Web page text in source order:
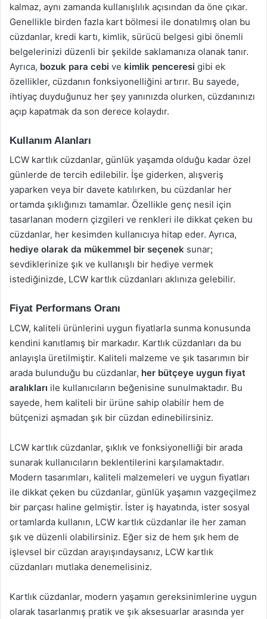
kalmaz, aynı zamanda kullanışlılık açısından da öne çıkar.
Genellikle birden fazla kart bölmesi ile donatılmış olan bu
cüzdanlar, kredi kartı, kimlik, sürücü belgesi gibi önemli
belgelerinizi düzenli bir şekilde saklamanıza olanak tanır.
Ayrıca, bozuk para cebi ve kimlik penceresi gibi ek
özellikler, cüzdanın fonksiyonelliğini artırır. Bu sayede,
ihtiyaç duyduğunuz her şey yanınızda olurken, cüzdanınızı
açıp kapatmak da son derece kolaydır.
Kullanım Alanları
LCW kartlık cüzdanlar, günlük yaşamda olduğu kadar özel
günlerde de tercih edilebilir. İşe giderken, alışveriş
yaparken veya bir davete katılırken, bu cüzdanlar her
ortamda şıklığınızı tamamlar. Özellikle genç nesil için
tasarlanan modern çizgileri ve renkleri ile dikkat çeken bu
cüzdanlar, her kesimden kullanıcıya hitap eder. Ayrıca,
hediye olarak da mükemmel bir seçenek sunar;
sevdiklerinize şık ve kullanışlı bir hediye vermek
istediğinizde, LCW kartlık cüzdanları aklınıza gelebilir.
Fiyat Performans Oranı
LCW, kaliteli ürünlerini uygun fiyatlarla sunma konusunda
kendini kanıtlamış bir markadır. Kartlık cüzdanları da bu
anlayışla üretilmiştir. Kaliteli malzeme ve şık tasarımın bir
arada bulunduğu bu cüzdanlar, her bütçeye uygun fiyat
aralıkları ile kullanıcıların beğenisine sunulmaktadır. Bu
sayede, hem kaliteli bir ürüne sahip olabilir hem de
bütçenizi aşmadan şık bir cüzdan edinebilirsiniz.
LCW kartlık cüzdanlar, şıklık ve fonksiyonelliği bir arada
sunarak kullanıcıların beklentilerini karşılamaktadır.
Modern tasarımları, kaliteli malzemeleri ve uygun fiyatları
ile dikkat çeken bu cüzdanlar, günlük yaşamın vazgeçilmez
bir parçası haline gelmiştir. İster iş hayatında, ister sosyal
ortamlarda kullanın, LCW kartlık cüzdanlar ile her zaman
şık ve düzenli olabilirsiniz. Eğer siz de hem şık hem de
işlevsel bir cüzdan arayışındaysanız, LCW kartlık
cüzdanları mutlaka denemelisiniz.
Kartlık cüzdanlar, modern yaşamın gereksinimlerine uygun
olarak tasarlanmış pratik ve şık aksesuarlar arasında yer